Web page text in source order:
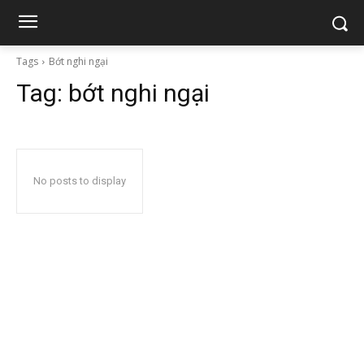
Tags Bớt nghi ngại
Tag: bớt nghi ngại
No posts to display